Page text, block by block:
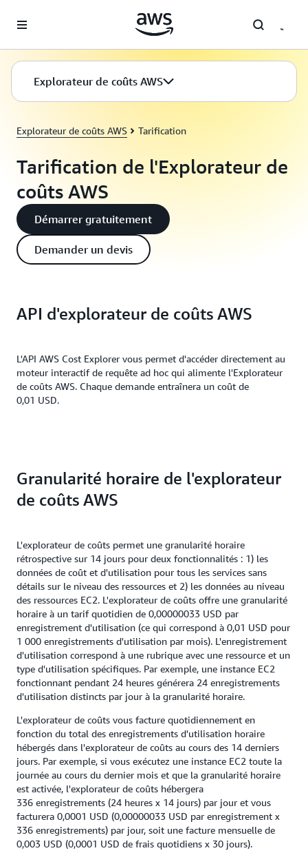
Explorateur de coûts AWS
Explorateur de coûts AWS Tarification
Tarification de l'Explorateur de
coûts AWS
Démarrer gratuitement
Demander un devis
API d'explorateur de coûts AWS
L'API AWS Cost Explorer vous permet d'accéder directement au
moteur interactif de requête ad hoc qui alimente l'Explorateur
de coûts AWS. Chaque demande entraînera un coût de
0,01 USD.
Granularité horaire de l'explorateur
de coûts AWS
L'explorateur de coûts permet une granularité horaire
rétrospective sur 14 jours pour deux fonctionnalités : 1) les
données de coût et d'utilisation pour tous les services sans
détails sur le niveau des ressources et 2) les données au niveau
des ressources EC2. L'explorateur de coûts offre une granularité
horaire à un tarif quotidien de 0,00000033 USD par
enregistrement d'utilisation (ce qui correspond à 0,01 USD pour
1 000 enregistrements d'utilisation par mois). L'enregistrement
d'utilisation correspond à une rubrique avec une ressource et un
type d'utilisation spécifiques. Par exemple, une instance EC2
fonctionnant pendant 24 heures générera 24 enregistrements
d'utilisation distincts par jour à la granularité horaire.
L'explorateur de coûts vous facture quotidiennement en
fonction du total des enregistrements d'utilisation horaire
hébergés dans l'explorateur de coûts au cours des 14 derniers
jours. Par exemple, si vous exécutez une instance EC2 toute la
journée au cours du dernier mois et que la granularité horaire
est activée, l'explorateur de coûts hébergera
336 enregistrements (24 heures x 14 jours) par jour et vous
facturera 0,0001 USD (0,00000033 USD par enregistrement x
336 enregistrements) par jour, soit une facture mensuelle de
0,003 USD (0,0001 USD de frais quotidiens x 30 jours).